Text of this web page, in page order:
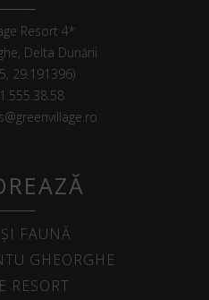
Resort 4*
Delta Dunării
29.191396)
FAUNĂ
GHEORGHE
RESORT